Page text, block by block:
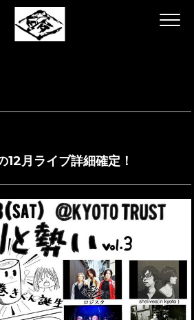
月ライブ詳細確定！